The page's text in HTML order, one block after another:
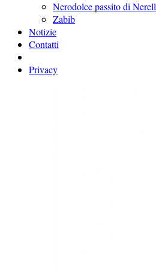
Nerodolce passito di
Zabib
Notizie
Contatti
Privacy